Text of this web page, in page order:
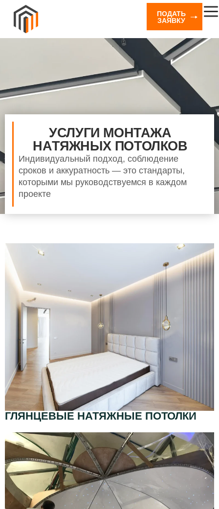
ПОДАТЬ
ЗАЯВКУ
УСЛУГИ МОНТАЖА
НАТЯЖНЫХ ПОТОЛКОВ
Индивидуальный подход, соблюдение
сроков и аккуратность — это стандарты,
которыми мы руководствуемся в каждом
проекте
ГЛЯНЦЕВЫЕ НАТЯЖНЫЕ ПОТОЛКИ